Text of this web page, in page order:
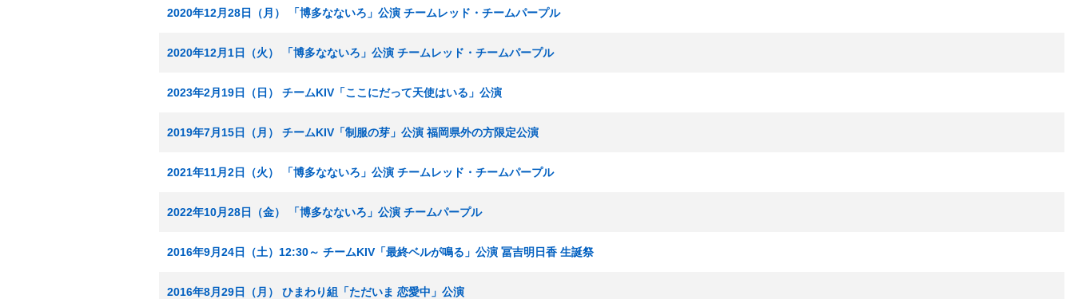
2020年12月28日（月） 「博多なないろ」公演 チームレッド・チームパープル
2020年12月1日（火） 「博多なないろ」公演 チームレッド・チームパープル
2023年2月19日（日） チームKIV「ここにだって天使はいる」公演
2019年7月15日（月） チームKIV「制服の芽」公演 福岡県外の方限定公演
2021年11月2日（火） 「博多なないろ」公演 チームレッド・チームパープル
2022年10月28日（金） 「博多なないろ」公演 チームパープル
2016年9月24日（土）12:30～ チームKIV「最終ベルが鳴る」公演 冨吉明日香 生誕祭
2016年8月29日（月） ひまわり組「ただいま 恋愛中」公演